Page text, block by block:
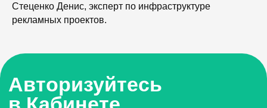
Стеценко Денис, эксперт по инфраструктуре
рекламных проектов.